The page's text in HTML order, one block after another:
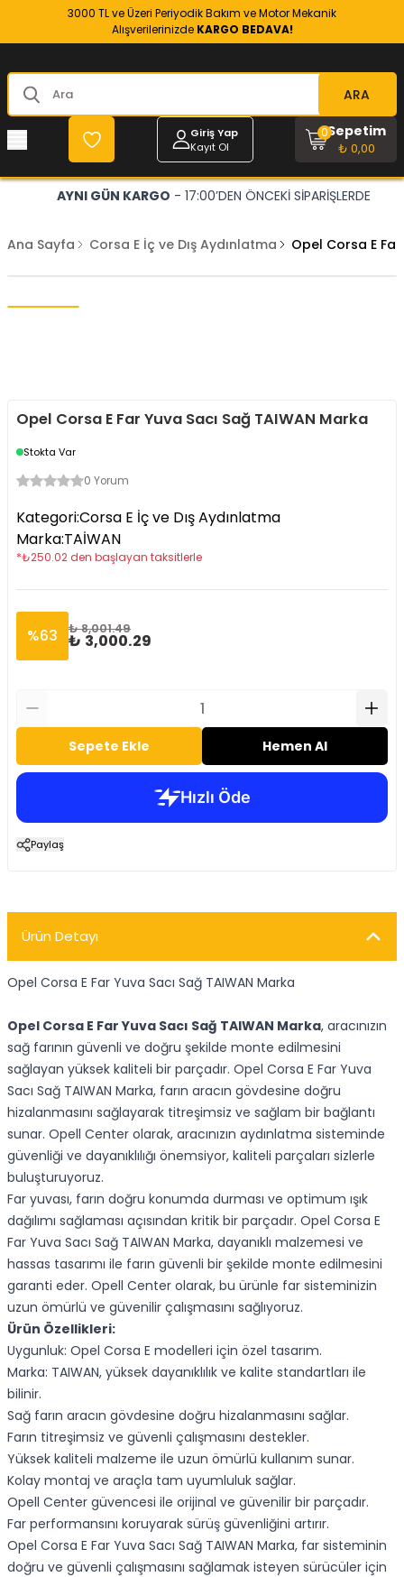
3000 TL ve Üzeri Periyodik Bakım ve Motor Mekanik
Alışverilerinizde KARGO BEDAVA!
ARA
Giriş Yap
Kayıt Ol
Sepetim
₺ 0,00
0
AYNI GÜN KARGO - 17:00’DEN ÖNCEKİ SİPARİŞLERDE
Ana Sayfa Corsa E İç ve Dış Aydınlatma Opel Corsa E
Opel Corsa E Far Yuva Sacı Sağ TAIWAN Marka
Stokta Var
0 Yorum
Kategori:Corsa E İç ve Dış Aydınlatma
Marka:TAİWAN
*₺250.02 den başlayan taksitlerle
%63 ₺ 8,001.49
₺ 3,000.29
Sepete Ekle Hemen Al
Paylaş
Ürün Detayı
Opel Corsa E Far Yuva Sacı Sağ TAIWAN Marka
Opel Corsa E Far Yuva Sacı Sağ TAIWAN Marka, aracınızın
sağ farının güvenli ve doğru şekilde monte edilmesini
sağlayan yüksek kaliteli bir parçadır. Opel Corsa E Far Yuva
Sacı Sağ TAIWAN Marka, farın aracın gövdesine doğru
hizalanmasını sağlayarak titreşimsiz ve sağlam bir bağlantı
sunar. Opell Center olarak, aracınızın aydınlatma sisteminde
güvenliği ve dayanıklılığı önemsiyor, kaliteli parçaları sizlerle
buluşturuyoruz.
Far yuvası, farın doğru konumda durması ve optimum ışık
dağılımı sağlaması açısından kritik bir parçadır. Opel Corsa E
Far Yuva Sacı Sağ TAIWAN Marka, dayanıklı malzemesi ve
hassas tasarımı ile farın güvenli bir şekilde monte edilmesini
garanti eder. Opell Center olarak, bu ürünle far sisteminizin
uzun ömürlü ve güvenilir çalışmasını sağlıyoruz.
Ürün Özellikleri:
Uygunluk: Opel Corsa E modelleri için özel tasarım.
Marka: TAIWAN, yüksek dayanıklılık ve kalite standartları ile
bilinir.
Sağ farın aracın gövdesine doğru hizalanmasını sağlar.
Farın titreşimsiz ve güvenli çalışmasını destekler.
Yüksek kaliteli malzeme ile uzun ömürlü kullanım sunar.
Kolay montaj ve araçla tam uyumluluk sağlar.
Opell Center güvencesi ile orijinal ve güvenilir bir parçadır.
Far performansını koruyarak sürüş güvenliğini artırır.
Opel Corsa E Far Yuva Sacı Sağ TAIWAN Marka, far sisteminin
doğru ve güvenli çalışmasını sağlamak isteyen sürücüler için